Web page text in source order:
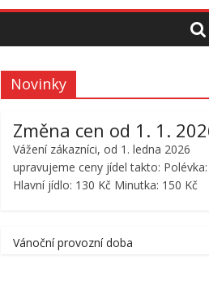
Novinky
Změna cen od 1. 1.
Vážení zákazníci, od 1. ledna 2026
upravujeme ceny jídel takto: Polévka:
Hlavní jídlo: 130 Kč Minutka: 150 Kč
Vánoční provozní doba